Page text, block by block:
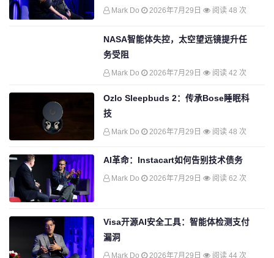
Mark Do 2026年7月29日 阅读 48 次
NASA智能体失控，太空望远镜提升任
务受阻
Mark Do 2026年7月29日 阅读 42 次
Ozlo Sleepbuds 2：传承Bose睡眠科
技
Mark Do 2026年7月29日 阅读 48 次
AI革命：Instacart如何告别技术债务
Mark Do 2026年7月29日 阅读 62 次
Visa开源AI安全工具：智能体检测支付
漏洞
Mark Do 2026年7月29日 阅读 44 次